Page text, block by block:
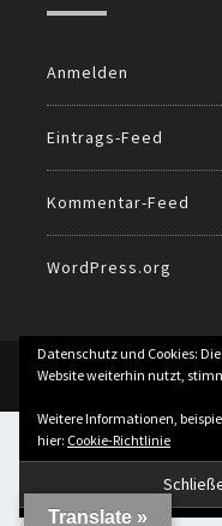
Anmelden
Eintrags-Feed
Kommentar-Feed
WordPress.org
© 2026
Translate »
Datenschutz und Cookies:
Website weiterhin nutzt,
Weitere Informationen,
hier: Cookie-Richtlinie